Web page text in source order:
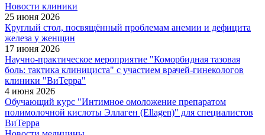
Новости клиники
25 июня 2026
Круглый стол, посвящённый проблемам анемии и дефицита
железа у женщин
17 июня 2026
Научно-практическое мероприятие "Коморбидная тазовая
боль: тактика клинициста" с участием врачей-гинекологов
клиники "ВиТерра"
4 июня 2026
Обучающий курс "Интимное омоложение препаратом
полимолочной кислоты Эллаген (Ellagen)" для специалистов
ВиТерра